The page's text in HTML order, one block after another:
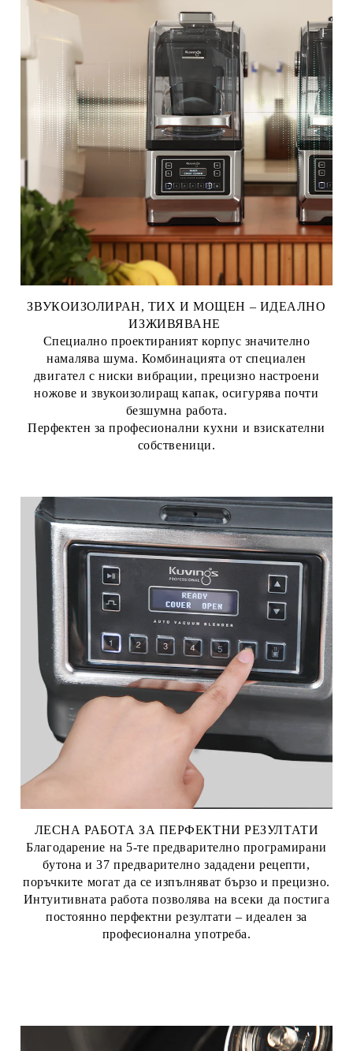
ЗВУКОИЗОЛИРАН, ТИХ И МОЩЕН – ИДЕАЛНО
ИЗЖИВЯВАНЕ
Специално проектираният корпус значително
намалява шума. Комбинацията от специален
двигател с ниски вибрации, прецизно настроени
ножове и звукоизолиращ капак, осигурява почти
безшумна работа.
Перфектен за професионални кухни и взискателни
собственици.
ЛЕСНА РАБОТА ЗА ПЕРФЕКТНИ РЕЗУЛТАТИ
Благодарение на 5-те предварително програмирани
бутона и 37 предварително зададени рецепти,
поръчките могат да се изпълняват бързо и прецизно.
Интуитивната работа позволява на всеки да постига
постоянно перфектни резултати – идеален за
професионална употреба.